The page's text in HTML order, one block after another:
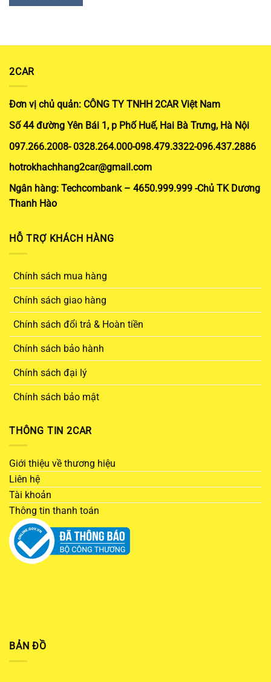
2CAR
Đơn vị chủ quản: CÔNG TY TNHH 2CAR Việt Nam
Số 44 đường Yên Bái 1, p Phố Huế, Hai Bà Trưng, Hà Nội
097.266.2008- 0328.264.000-098.479.3322-096.437.2886
hotrokhachhang2car@gmail.com
Ngân hàng: Techcombank – 4650.999.999 -Chủ TK Dương
Thanh Hào
HỖ TRỢ KHÁCH HÀNG
Chính sách mua hàng
Chính sách giao hàng
Chính sách đổi trả & Hoàn tiền
Chính sách bảo hành
Chính sách đại lý
Chính sách bảo mật
THÔNG TIN 2CAR
Giới thiệu về thương hiệu
Liên hệ
Tài khoản
Thông tin thanh toán
BẢN ĐỒ